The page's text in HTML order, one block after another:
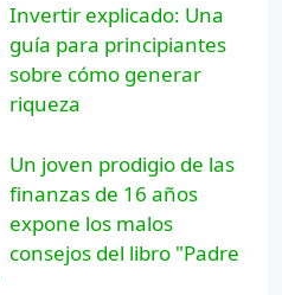
Invertir explicado: Una
guía para principiantes
sobre cómo generar
riqueza
Un joven prodigio de las
finanzas de 16 años
expone los malos
consejos del libro "Padre